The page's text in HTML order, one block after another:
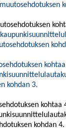
kohdan 3.
kohtaa
kohdan 4.